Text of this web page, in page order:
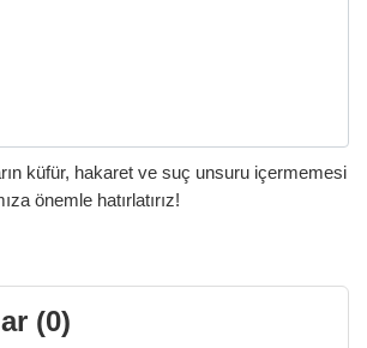
küfür, hakaret ve suç unsuru içermemesi
önemle hatırlatırız!
(0)